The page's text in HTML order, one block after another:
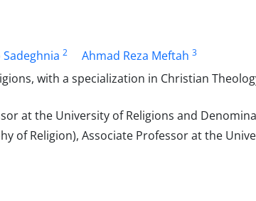
2 Ahmad Reza Meftah 3
with a specialization in Christian
at the University of Religions and
of Religion), Associate Professor at the